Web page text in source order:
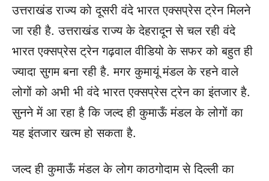
उत्तराखंड राज्य को दूसरी वंदे भारत एक्सप्रेस ट्रेन मिलने
जा रही है. उत्तराखंड राज्य के देहरादून से चल रही वंदे
भारत एक्सप्रेस ट्रेन गढ़वाल वीडियो के सफर को बहुत ही
ज्यादा सुगम बना रही है. मगर कुमायूं मंडल के रहने वाले
लोगों को अभी भी वंदे भारत एक्सप्रेस ट्रेन का इंतजार है.
सुनने में आ रहा है कि जल्द ही कुमाऊँ मंडल के लोगों का
यह इंतजार खत्म हो सकता है.
जल्द ही कुमाऊँ मंडल के लोग काठगोदाम से दिल्ली का